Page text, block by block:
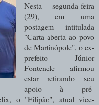
Nesta segunda-feira
(29), em uma
postagem intitulada
"Carta aberta ao povo
de Martinópole", o ex-
prefeito Júnior
Fontenele afirmou
estar retirando seu
apoio à pré-
o "Filipão", atual vice-